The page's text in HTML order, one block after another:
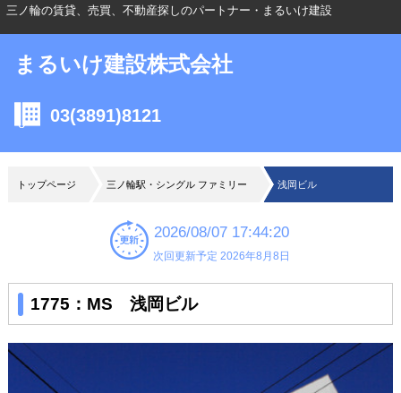
三ノ輪の賃貸、売買、不動産探しのパートナー・まるいけ建設
まるいけ建設株式会社
03(3891)8121
トップページ 三ノ輪駅・シングル ファミリー 浅岡ビル
2026/08/07 17:44:20
次回更新予定 2026年8月8日
1775：MS 浅岡ビル